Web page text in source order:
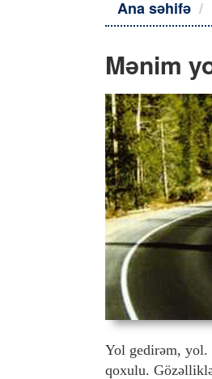
Ana səhifə
Mənim
Yol gedirəm, yol.
qoxulu.